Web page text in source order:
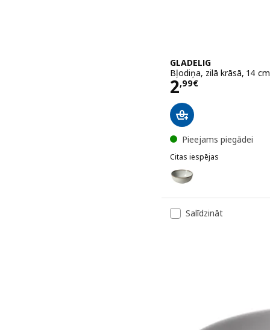
GLADELIG
Bļodiņa, zilā krāsā, 14 cm
2,99€
Cena 2,99€
Pieejams piegādei
Citas iespējas
GLADELIG
Variants: GLADELIG,
Salīdzināt